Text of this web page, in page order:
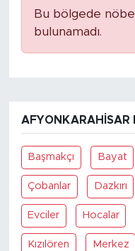
Bu bölgede
bulunamadı.
AFYONKARAHISAR
Başmakçı Bayat
Çobanlar Dazkırı
Evciler Hocalar
Kızılören Merkez